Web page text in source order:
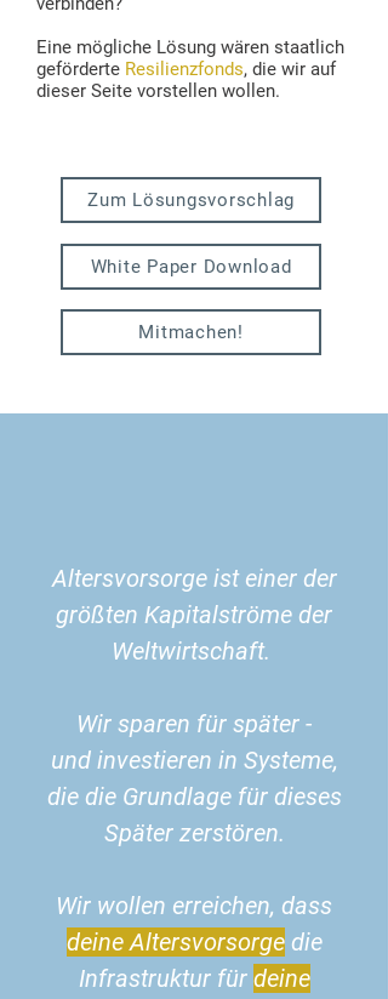
Eine mögliche Lösung wären staatlich
geförderte Resilienzfonds, die wir auf
dieser Seite vorstellen wollen.
Zum Lösungsvorschlag
White Paper Download
Mitmachen!
Altersvorsorge ist einer der
größten Kapitalströme der
Weltwirtschaft.
Wir sparen für später -
und investieren in Systeme,
die die Grundlage für dieses
Später zerstören.
Wir wollen erreichen, dass
deine Altersvorsorgedie
Infrastruktur für deine